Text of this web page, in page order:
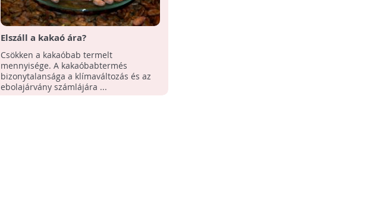
Elszáll a kakaó ára?
Csökken a kakaóbab termelt
mennyisége. A kakaóbabtermés
bizonytalansága a klímaváltozás és az
ebolajárvány számlájára ...